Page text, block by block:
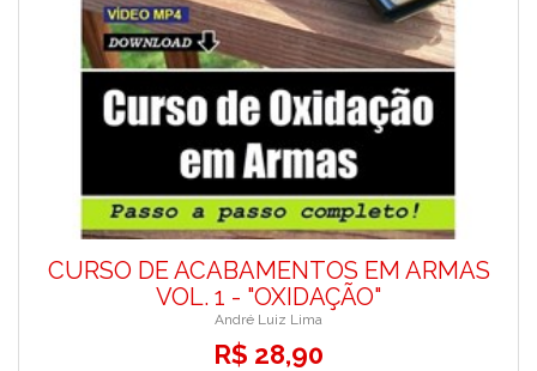
CURSO DE ACABAMENTOS EM ARMAS
VOL. 1 - "OXIDAÇÃO"
André Luiz Lima
R$ 28,90